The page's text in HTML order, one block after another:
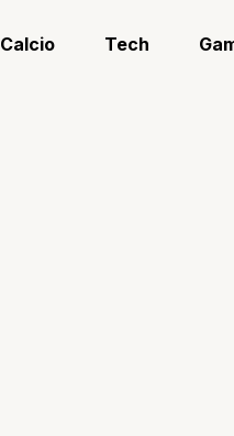
Calcio Tech